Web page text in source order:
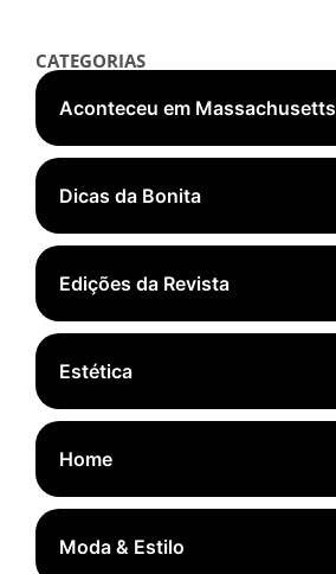
CATEGORIAS
Aconteceu em Massachusetts
Dicas da Bonita
Edições da Revista
Estética
Home
Moda & Estilo